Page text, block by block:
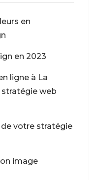
en
en 2023
ligne à La
stratégie web
votre stratégie
image